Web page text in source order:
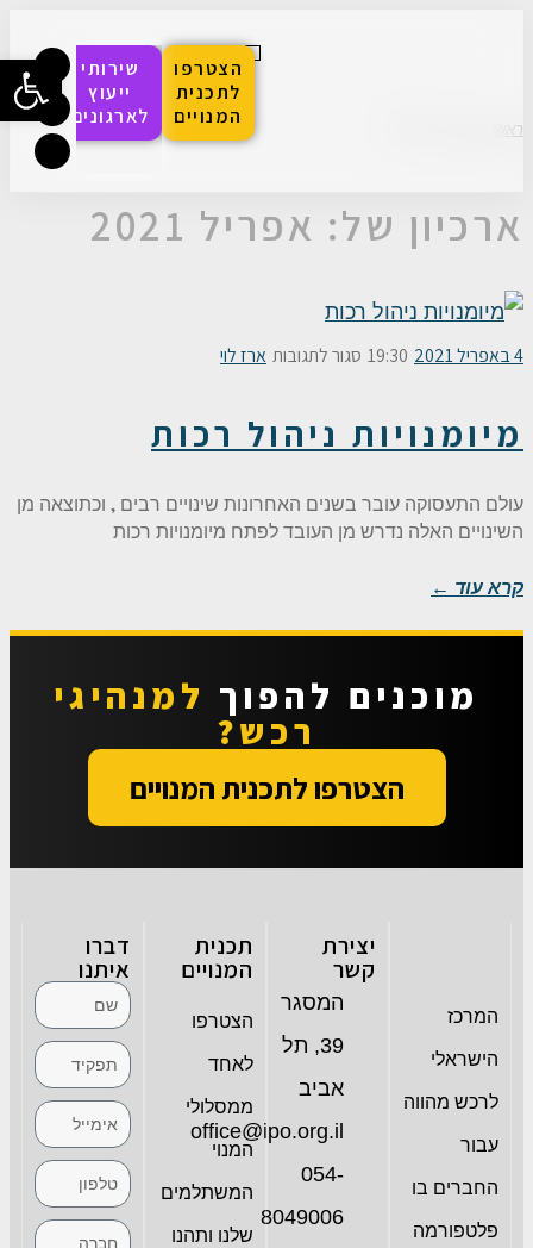
הצטרפו
לתכנית
המנויים
שירותי
ייעוץ
לארגונים
ראשי
ארכיון של: אפריל 2021
4 באפריל 2021 19:30 סגור לתגובות ארז לוי
מיומנויות ניהול רכות
עולם התעסוקה עובר בשנים האחרונות שינויים רבים , וכתוצאה מן
השינויים האלה נדרש מן העובד לפתח מיומנויות רכות
קרא עוד ←
מוכנים להפוך למנהיגי
רכש?
הצטרפו לתכנית המנויים
המרכז
הישראלי
לרכש מהווה
עבור
החברים בו
פלטפורמה
יצירת
קשר
המסגר
39, תל
אביב
office@ipo.org.il
054-
8049006
תכנית
המנויים
הצטרפו
לאחד
ממסלולי
המנוי
המשתלמים
שלנו ותהנו
דברו
איתנו
פתח